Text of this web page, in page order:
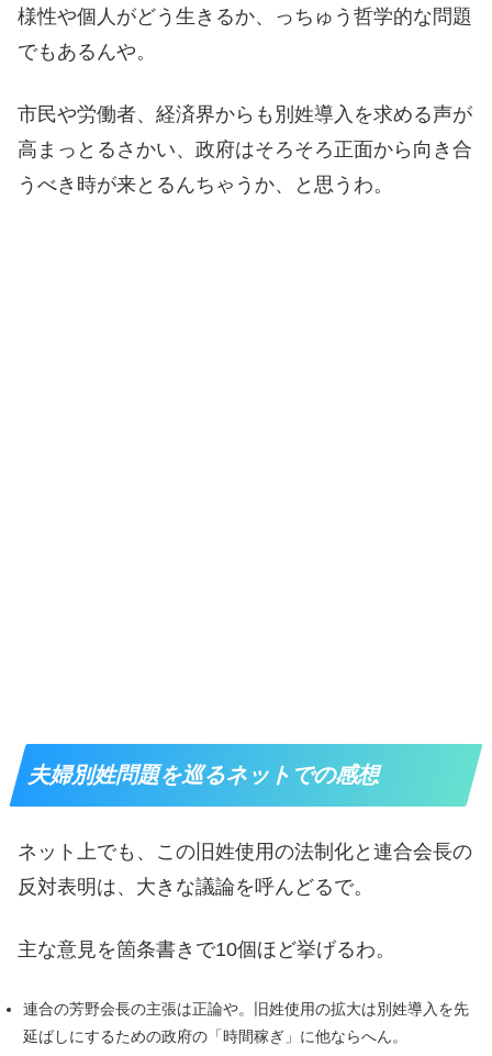
様性や個人がどう生きるか、っちゅう哲学的な問題
でもあるんや。
市民や労働者、経済界からも別姓導入を求める声が
高まっとるさかい、政府はそろそろ正面から向き合
うべき時が来とるんちゃうか、と思うわ。
夫婦別姓問題を巡るネットでの感想
ネット上でも、この旧姓使用の法制化と連合会長の
反対表明は、大きな議論を呼んどるで。
主な意見を箇条書きで10個ほど挙げるわ。
連合の芳野会長の主張は正論や。旧姓使用の拡大は別姓導入を先
延ばしにするための政府の「時間稼ぎ」に他ならへん。